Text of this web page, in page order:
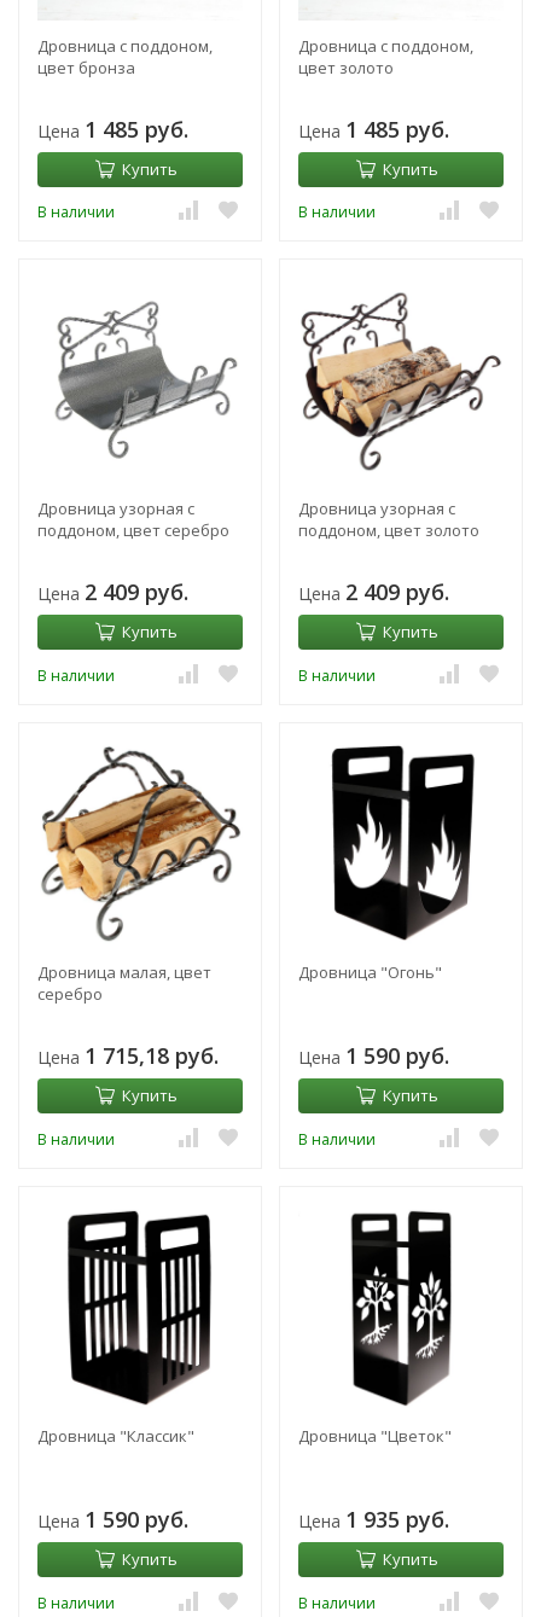
Дровница с поддоном,
цвет бронза
Цена 1 485 руб.
Купить
В наличии
Дровница с поддоном,
цвет золото
Цена 1 485 руб.
Купить
В наличии
Дровница узорная с
поддоном, цвет серебро
Цена 2 409 руб.
Купить
В наличии
Дровница узорная с
поддоном, цвет золото
Цена 2 409 руб.
Купить
В наличии
Дровница малая, цвет
серебро
Цена 1 715,18 руб.
Купить
В наличии
Дровница "Огонь"
Цена 1 590 руб.
Купить
В наличии
Дровница "Классик"
Цена 1 590 руб.
Купить
В наличии
Дровница "Цветок"
Цена 1 935 руб.
Купить
В наличии